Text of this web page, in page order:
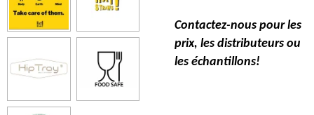
Contactez-nous pour les
prix, les distributeurs ou
les échantillons!